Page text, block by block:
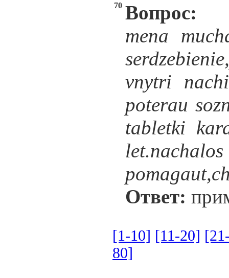
70 Вопрос:
mena
vnytri
poterau
tabletki
Ответ:
[1-10] [11-20]
80]